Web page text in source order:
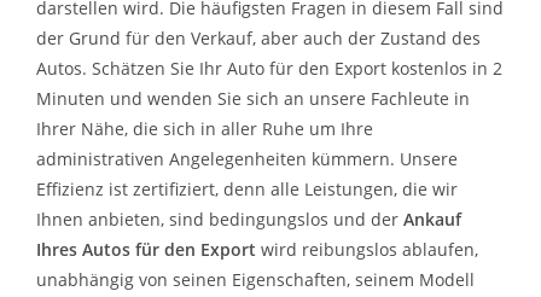
darstellen wird. Die häufigsten Fragen in diesem Fall sind
der Grund für den Verkauf, aber auch der Zustand des
Autos. Schätzen Sie Ihr Auto für den Export kostenlos in 2
Minuten und wenden Sie sich an unsere Fachleute in
Ihrer Nähe, die sich in aller Ruhe um Ihre
administrativen Angelegenheiten kümmern. Unsere
Effizienz ist zertifiziert, denn alle Leistungen, die wir
Ihnen anbieten, sind bedingungslos und der Ankauf
Ihres Autos für den Export wird reibungslos ablaufen,
unabhängig von seinen Eigenschaften, seinem Modell